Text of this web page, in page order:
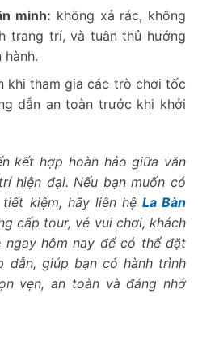
minh: không xả rác, không
trang trí, và tuân thủ hướng
hành.
khi tham gia các trò chơi tốc
dẫn an toàn trước khi khởi
kết hợp hoàn hảo giữa văn
hiện đại. Nếu bạn muốn có
kiệm, hãy liên hệ La Bàn
cấp tour, vé vui chơi, khách
ngay hôm nay để có thể đặt
dẫn, giúp bạn có hành trình
vẹn, an toàn và đáng nhớ